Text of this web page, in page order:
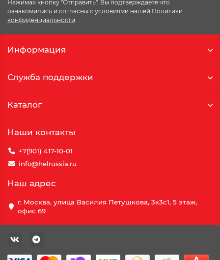
Нажимая кнопку "Отправить", Вы подтверждаете что
ознакомились и согласны с условиями нашей Политики
конфиденциальности
Информация
Служба поддержки
Каталог
Наши контакты
+7(901) 417-10-01
info@helrussia.ru
Наш адрес
г. Москва, улица Василия Петушкова, 3к3c1, 5 этаж,
офис 69